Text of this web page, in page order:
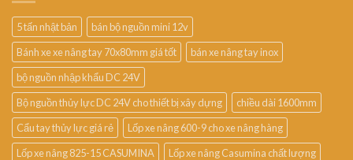
5 tấn nhật bản
bán bộ nguồn mini 12v
Bánh xe xe nâng tay 70x80mm giá tốt
bán xe nâng tay inox
bộ nguồn nhập khẩu DC 24V
Bộ nguồn thủy lực DC 24V cho thiết bị xây dựng
chiều dài 1600mm
Cẩu tay thủy lực giá rẻ
Lốp xe nâng 600-9 cho xe nâng hàng
Lốp xe nâng 825-15 CASUMINA
Lốp xe nâng Casumina chất lượng